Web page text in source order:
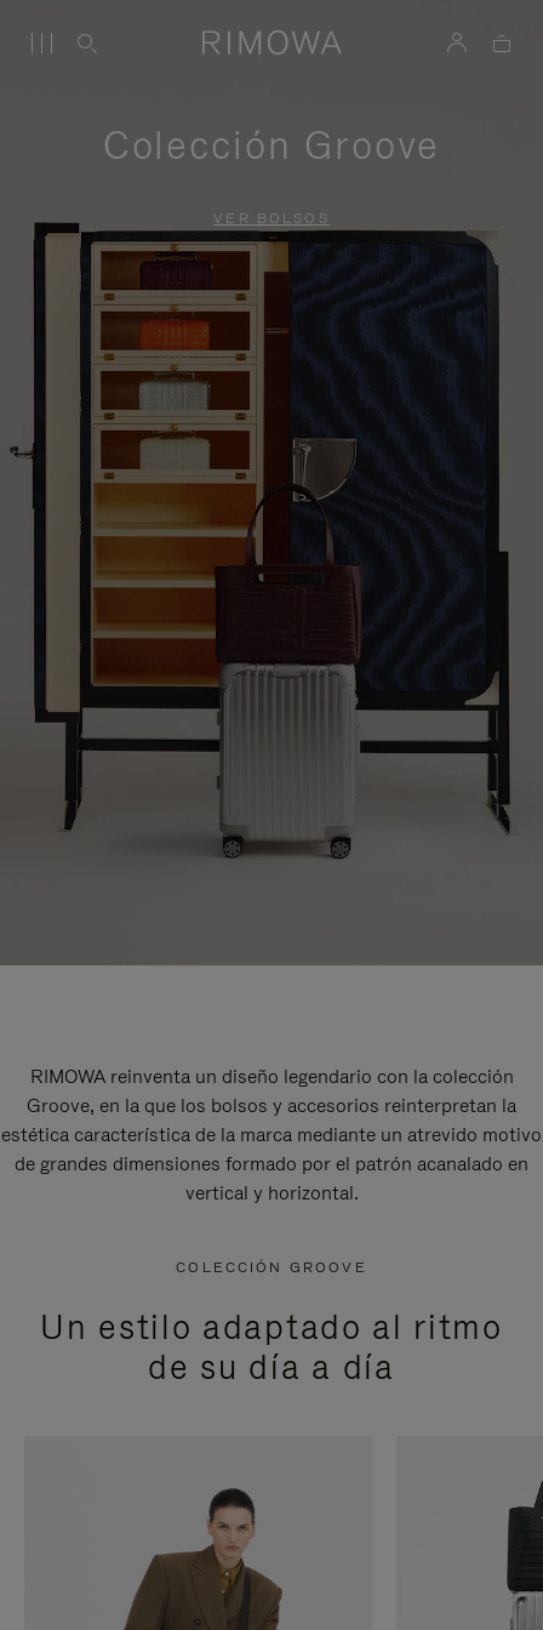
Colección Groove
VER BOLSOS
RIMOWA reinventa un diseño legendario con la colección
Groove, en la que los bolsos y accesorios reinterpretan la
estética característica de la marca mediante un atrevido motivo
de grandes dimensiones formado por el patrón acanalado en
vertical y horizontal.
COLECCIÓN GROOVE
Un estilo adaptado al ritmo
de su día a día